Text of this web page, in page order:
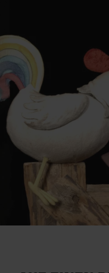
voneinander.
Christiane Remmert
Waldemar und
mit feinem Gespür
sich am Ende freut,
einmal persönlich
Kinder ab 4 Jahren
Tickets gibt es an
nicht möglich.
Es wird empfohlen,
kulturhaus@theater-
Veranstaltung